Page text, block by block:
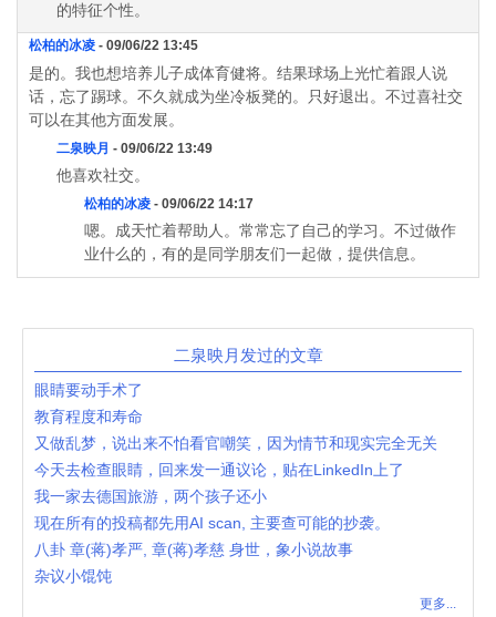
的特征个性。
松柏的冰凌 - 09/06/22 13:45
是的。我也想培养儿子成体育健将。结果球场上光忙着跟人说
话，忘了踢球。不久就成为坐冷板凳的。只好退出。不过喜社交
可以在其他方面发展。
二泉映月 - 09/06/22 13:49
他喜欢社交。
松柏的冰凌 - 09/06/22 14:17
嗯。成天忙着帮助人。常常忘了自己的学习。不过做作
业什么的，有的是同学朋友们一起做，提供信息。
二泉映月发过的文章
眼睛要动手术了
教育程度和寿命
又做乱梦，说出来不怕看官嘲笑，因为情节和现实完全无关
今天去检查眼睛，回来发一通议论，贴在LinkedIn上了
我一家去德国旅游，两个孩子还小
现在所有的投稿都先用AI scan, 主要查可能的抄袭。
八卦 章(蒋)孝严, 章(蒋)孝慈 身世，象小说故事
杂议小馄饨
更多...